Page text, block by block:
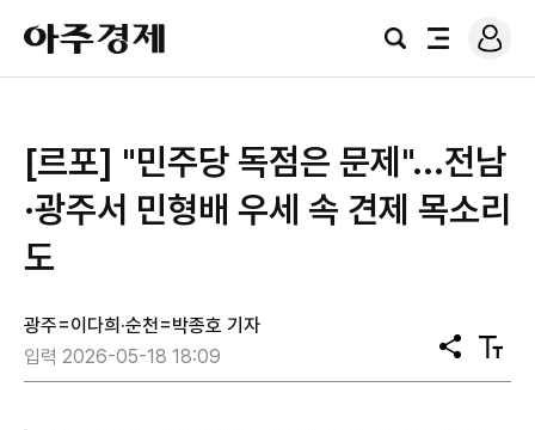
아
주
경
검
전
로
그
[르포] "민주당 독점은 문제"...전남
·광주서 민형배 우세 속 견제 목소리
도
광주=이다희·순천=박종호 기자
입력 2026-05-18 18:09
공
유
텍
스